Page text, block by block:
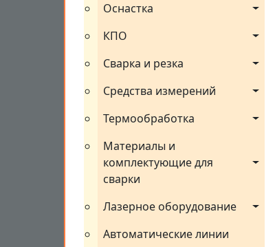
Оснастка
КПО
Сварка и резка
Средства измерений
Термообработка
Материалы и
комплектующие для
сварки
Лазерное оборудование
Автоматические линии